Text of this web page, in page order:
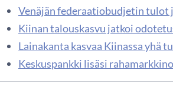
Venäjän federaatiobudjetin tulot
Kiinan talouskasvu jatkoi
Lainakanta kasvaa Kiinassa yhä
Keskuspankki lisäsi